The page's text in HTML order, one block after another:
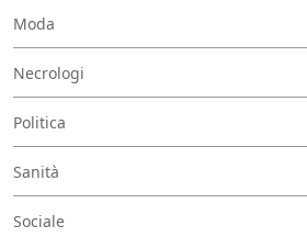
Moda
Necrologi
Politica
Sanità
Sociale